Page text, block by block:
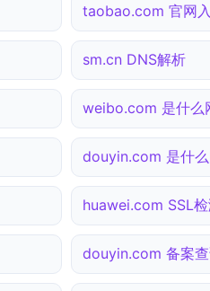
taobao.com 官网
sm.cn DNS解析
weibo.com 是什么
douyin.com 是什
huawei.com SSL
douyin.com 备案